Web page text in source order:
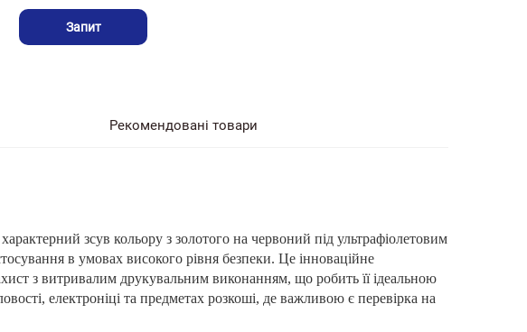
Запит
Рекомендовані товари
зсув кольору з золотого на червоний під ультрафіолетовим
в умовах високого рівня безпеки. Це інноваційне
з витривалим друкувальним виконанням, що робить її ідеальною
електроніці та предметах розкоші, де важливою є перевірка на